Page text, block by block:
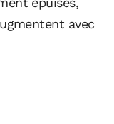
avec